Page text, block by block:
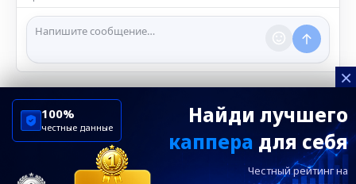
ℹ️ Модераторы и администраторы вправе удалять
сообщения и ограничивать доступ к чату при
нарушении правил.
×
Найди лучшего
каппера для себя
Честный рейтинг на
100%
честные данные
ChelseaBluesRu
ФК Челси